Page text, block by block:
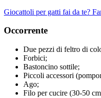
Giocattoli per gatti fai da te?
Occorrente
Due pezzi di feltro di
Forbici;
Bastoncino sottile;
Piccoli accessori
Ago;
Filo per cucire (30-50